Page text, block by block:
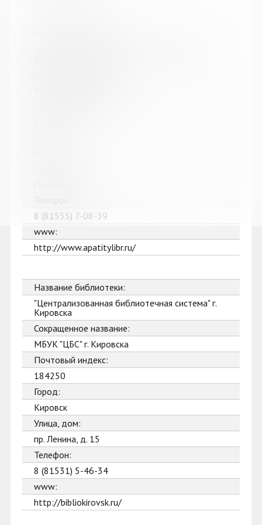
8 (81555) 7-08-39
www:
http://www.apatitylibr.ru/
Название библиотеки:
"Централизованная библиотечная система" г.
Кировска
Сокращенное название:
МБУК "ЦБС" г. Кировска
Почтовый индекс:
184250
Город:
Кировск
Улица, дом:
пр. Ленина, д. 15
Телефон:
8 (81531) 5-46-34
www:
http://bibliokirovsk.ru/